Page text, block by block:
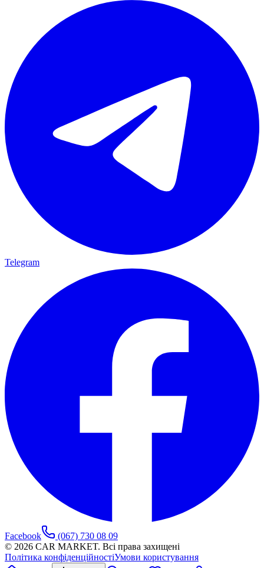
Telegram
Facebook
(067) 730 08 09
© 2026 CAR MARKET. Всі права захищені
Політика конфіденційностіУмови користування